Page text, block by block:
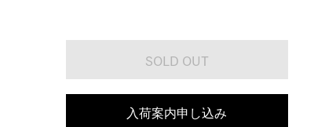
入荷案内申し込み